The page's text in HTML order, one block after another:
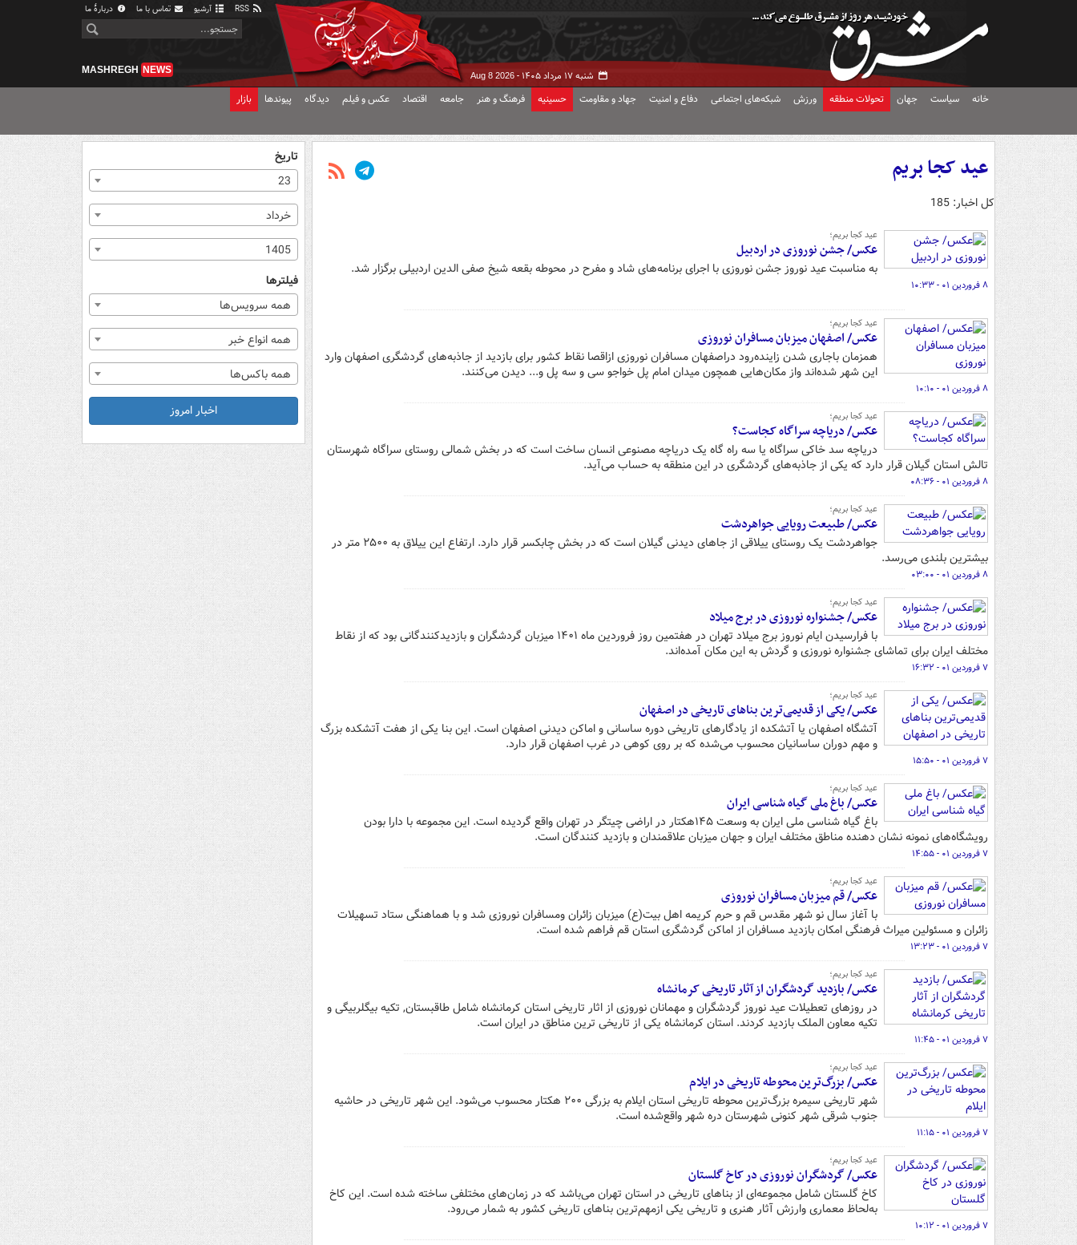
آرشیو تماس با ما دربارهٔ ما
شنبه ۱۷ مرداد ۱۴۰۵ - Aug 8 2026
MASHREGH NEWS
خانه سیاست جهان تحولات منطقه ورزش شبکه‌های اجتماعی دفاع و امنیت جهاد و مقاومت حسینیه فرهنگ و هنر جامعه اقتصاد عکس و فیلم دیدگاه پیوندها بازار
عید کجا بریم
کل اخبار: 185
عید کجا بریم؛
عکس/ جشن نوروزی در اردبیل
به مناسبت عید نوروز جشن نوروزی با اجرای برنامه‌های شاد و مفرح در محوطه بقعه شیخ صفی الدین اردبیلی برگزار شد.
۸ فروردین ۰۱ - ۱۰:۳۳
عید کجا بریم؛
عکس/ اصفهان میزبان مسافران نوروزی
همزمان باجاری شدن زاینده‌رود دراصفهان مسافران نوروزی ازاقصا نقاط کشور برای بازدید از جاذبه‌های گردشگری اصفهان وارد
این شهر شده‌اند واز مکان‌هایی همچون میدان امام پل خواجو سی و سه پل و... دیدن می‌کنند.
۸ فروردین ۰۱ - ۱۰:۱۰
عید کجا بریم؛
عکس/ دریاچه سراگاه کجاست؟
دریاچه سد خاکی سراگاه یا سه راه گاه یک دریاچه مصنوعی انسان ساخت است که در بخش شمالی روستای سراگاه شهرستان
تالش استان گیلان قرار دارد که یکی از جاذبه‌های گردشگری در این منطقه به حساب می‌آید.
۸ فروردین ۰۱ - ۰۸:۳۶
عید کجا بریم؛
عکس/ طبیعت رویایی جواهردشت
جواهردشت یک روستای ییلاقی از جاهای دیدنی گیلان است که در بخش چابکسر قرار دارد. ارتفاع این ییلاق به ۲۵۰۰ متر در
بیشترین بلندی می‌رسد.
۸ فروردین ۰۱ - ۰۳:۰۰
عید کجا بریم؛
عکس/ جشنواره نوروزی در برج میلاد
با فرارسیدن ایام نوروز برج میلاد تهران در هفتمین روز فروردین ماه ۱۴۰۱ میزبان گردشگران و بازدیدکنندگانی بود که از نقاط
مختلف ایران برای تماشای جشنواره نوروزی و گردش به این مکان آمده‌اند.
۷ فروردین ۰۱ - ۱۶:۳۲
عید کجا بریم؛
عکس/ یکی از قدیمی‌ترین بناهای تاریخی در اصفهان
آتشگاه اصفهان یا آتشکده از یادگارهای تاریخی دوره ساسانی و اماکن دیدنی اصفهان است. این بنا یکی از هفت آتشکده بزرگ
و مهم دوران ساسانیان محسوب می‌شده که بر روی کوهی در غرب اصفهان قرار دارد.
۷ فروردین ۰۱ - ۱۵:۵۰
عید کجا بریم؛
عکس/ باغ ملی گیاه شناسی ایران
باغ گیاه شناسی ملی ایران به وسعت ۱۴۵هکتار در اراضی چیتگر در تهران واقع گردیده است. این مجموعه با دارا بودن
رویشگاه‌های نمونه‌ نشان دهنده مناطق مختلف ایران و جهان میزبان علاقمندان و بازدید کنندگان است.
۷ فروردین ۰۱ - ۱۴:۵۵
عید کجا بریم؛
عکس/ قم میزبان مسافران نوروزی
با آغاز سال نو شهر مقدس قم و حرم کریمه اهل بیت(ع) میزبان زائران ومسافران نوروزی شد و با هماهنگی ستاد تسهیلات
زائران و مسئولین میراث فرهنگی امکان بازدید مسافران از اماکن گردشگری استان قم فراهم شده است.
۷ فروردین ۰۱ - ۱۳:۲۳
عید کجا بریم؛
عکس/ بازدید گردشگران از آثار تاریخی کرمانشاه
در روزهای تعطیلات عید نوروز گردشگران و مهمانان نوروزی از اثار تاریخی استان کرمانشاه شامل طاقبستان, تکیه بیگلربیگی و
تکیه معاون الملک بازدید کردند. استان کرمانشاه یکی از تاریخی ترین مناطق در ایران است.
۷ فروردین ۰۱ - ۱۱:۴۵
عید کجا بریم؛
عکس/ بزرگ‌ترین محوطه تاریخی در ایلام
شهر تاریخی سیمره بزرگ‌ترین محوطه تاریخی استان ایلام به بزرگی ۲۰۰ هکتار محسوب می‌شود. این شهر تاریخی در حاشیه
جنوب شرقی شهر کنونی شهرستان دره شهر واقع‌شده است.
۷ فروردین ۰۱ - ۱۱:۱۵
عید کجا بریم؛
عکس/ گردشگران نوروزی در کاخ گلستان
کاخ گلستان شامل مجموعه‌ای از بناهای تاریخی در استان تهران می‌باشد که در زمان‌های مختلفی ساخته شده است. این کاخ
به‌لحاظ معماری وارزش آثار هنری و تاریخی یکی ازمهم‌ترین بناهای تاریخی کشور به شمار می‌رود.
۷ فروردین ۰۱ - ۱۰:۱۲
تاریخ
23
خرداد
1405
فیلترها
همه سرویس‌ها
همه انواع خبر
همه باکس‌ها
اخبار امروز